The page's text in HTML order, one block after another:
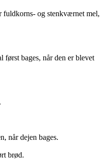
og stenkværnet mel,
bages, når den er blevet
når dejen bages.
brød.